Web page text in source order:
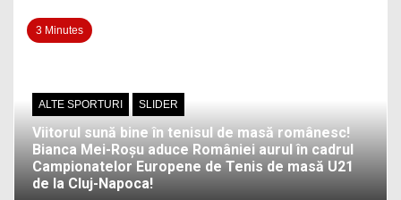
3 Minutes
ALTE SPORTURI SLIDER
Viitorul sună bine în tenisul de masă românesc!
Bianca Mei-Roșu aduce României aurul în cadrul
Campionatelor Europene de Tenis de masă U21
de la Cluj-Napoca!